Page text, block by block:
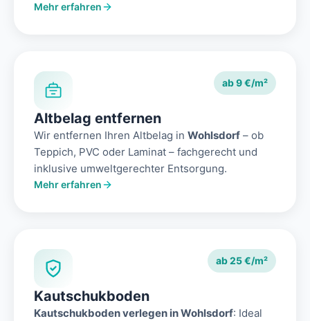
Mehr erfahren
ab 9 €/m²
Altbelag entfernen
Wir entfernen Ihren Altbelag in Wohlsdorf – ob
Teppich, PVC oder Laminat – fachgerecht und
inklusive umweltgerechter Entsorgung.
Mehr erfahren
ab 25 €/m²
Kautschukboden
Kautschukboden verlegen in Wohlsdorf: Ideal